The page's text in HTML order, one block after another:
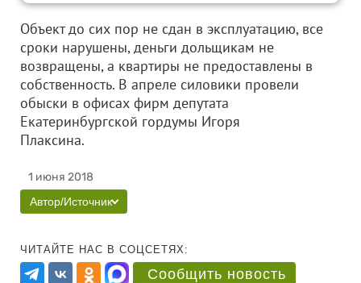
Объект до сих пор не сдан в эксплуатацию, все
сроки нарушены, деньги дольщикам не
возвращены, а квартиры не предоставлены в
собственность. В апреле силовики провели
обыски в офисах фирм депутата
Екатеринбургской гордумы Игоря
Плаксина.
1 июня 2018
Автор/Источник
ЧИТАЙТЕ НАС В СОЦСЕТЯХ:
Сообщить новость